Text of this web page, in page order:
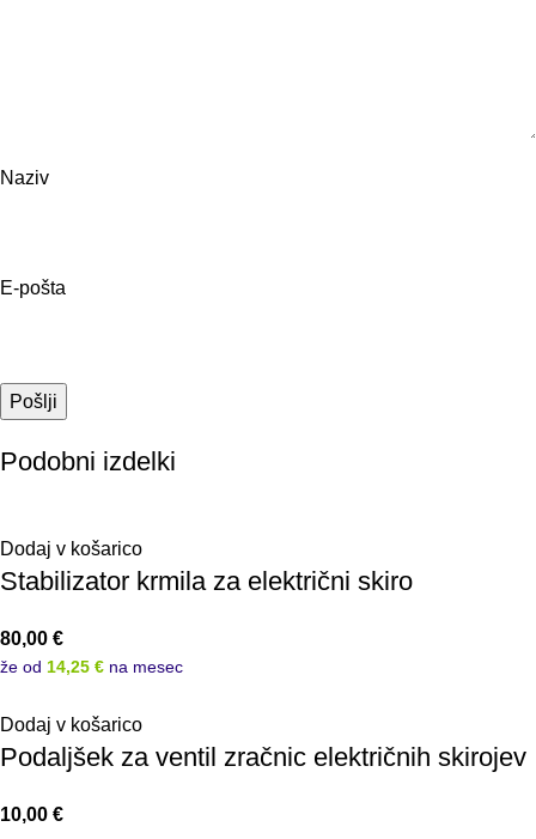
Naziv
E-pošta
Podobni izdelki
Dodaj v košarico
Stabilizator krmila za električni skiro
80,00 €
že od 14,25 € na mesec
Dodaj v košarico
Podaljšek za ventil zračnic električnih skirojev
10,00 €